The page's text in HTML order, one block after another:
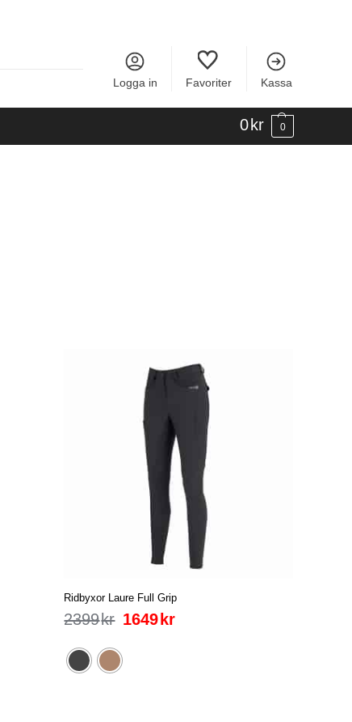
Logga in Favoriter Kassa
0 kr 0
Ridbyxor Laure Full Grip
2399kr 1649 kr